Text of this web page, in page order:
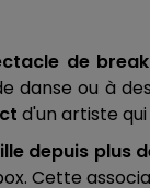
de
danse ou à
d'un artiste
depuis plus
Cette